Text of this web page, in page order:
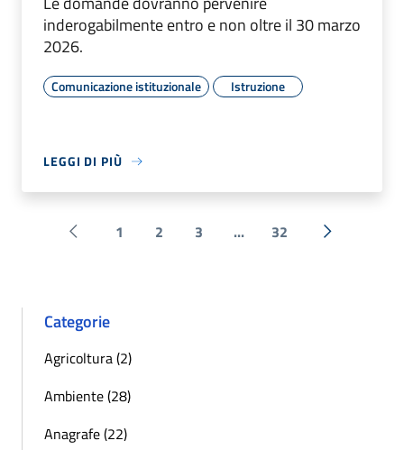
inderogabilmente entro e non oltre il 30 marzo
2026.
Comunicazione istituzionale Istruzione
LEGGI DI PIÙ
Pagina precedente
1 2 3 ... 32 Successiva
Categorie
Agricoltura (2)
Ambiente (28)
Anagrafe (22)